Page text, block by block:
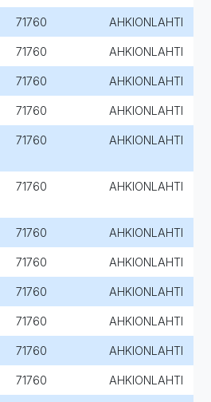
71760 AHKIONLAHTI
71760 AHKIONLAHTI
71760 AHKIONLAHTI
71760 AHKIONLAHTI
71760 AHKIONLAHTI
71760 AHKIONLAHTI
71760 AHKIONLAHTI
71760 AHKIONLAHTI
71760 AHKIONLAHTI
71760 AHKIONLAHTI
71760 AHKIONLAHTI
71760 AHKIONLAHTI